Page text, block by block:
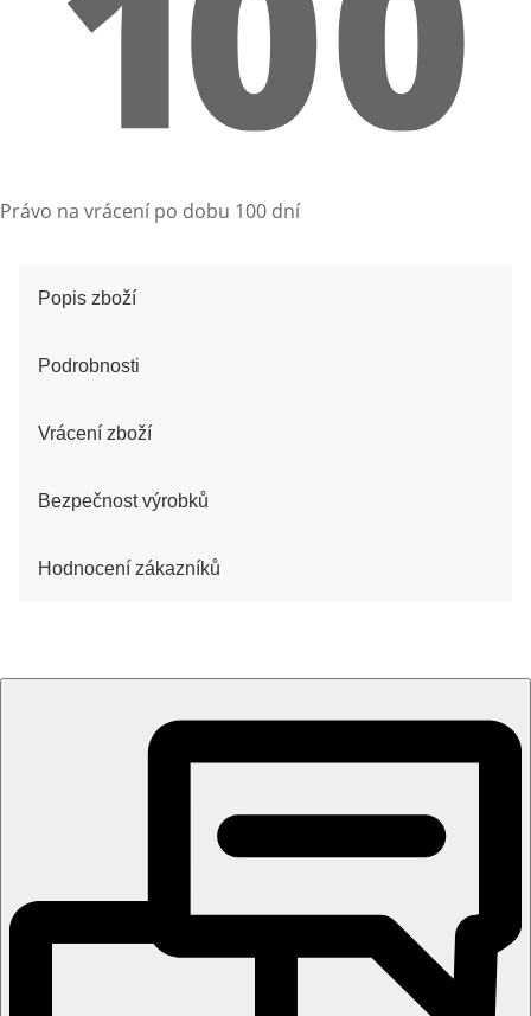
Právo na vrácení po dobu 100 dní
Popis zboží
Podrobnosti
Vrácení zboží
Bezpečnost výrobků
Hodnocení zákazníků